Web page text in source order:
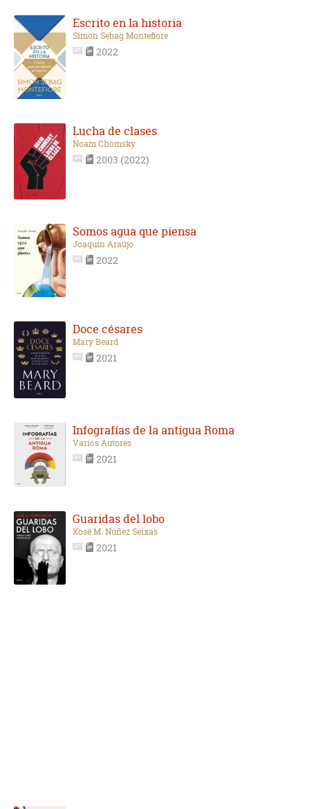
Escrito en la historia
Simon Sebag Montefiore
2022
Lucha de clases
Noam Chomsky
2003 (2022)
Somos agua que piensa
Joaquín Araújo
2022
Doce césares
Mary Beard
2021
Infografías de la antigua Roma
Varios Autores
2021
Guaridas del lobo
Xosé M. Núñez Seixas
2021